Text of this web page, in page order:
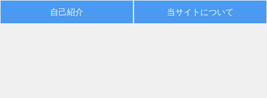
自己紹介 当サイトについて